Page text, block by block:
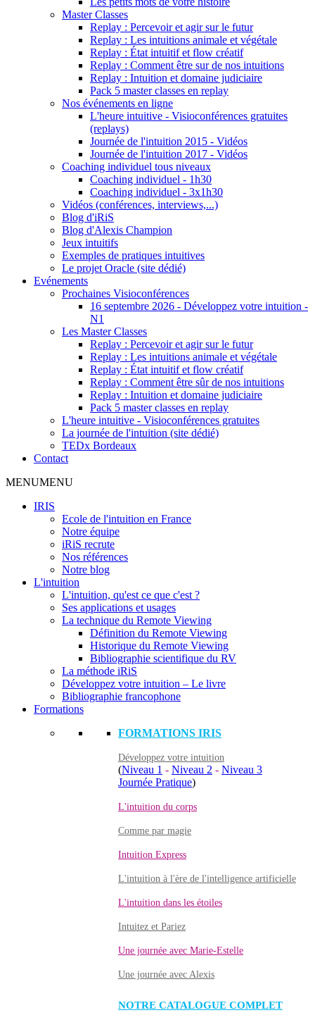
Master Classes
Replay : Percevoir et agir sur le futur
Replay : Les intuitions animale et végétale
Replay : État intuitif et flow créatif
Replay : Comment être sur de nos intuitions
Replay : Intuition et domaine judiciaire
Pack 5 master classes en replay
Nos événements en ligne
L'heure intuitive - Visioconférences gratuites
(replays)
Journée de l'intuition 2015 - Vidéos
Journée de l'intuition 2017 - Vidéos
Coaching individuel tous niveaux
Coaching individuel - 1h30
Coaching individuel - 3x1h30
Vidéos (conférences, interviews,...)
Blog d'iRiS
Blog d'Alexis Champion
Jeux intuitifs
Exemples de pratiques intuitives
Le projet Oracle (site dédié)
Evénements
Prochaines Visioconférences
16 septembre 2026 - Développez votre intuition -
N1
Les Master Classes
Replay : Percevoir et agir sur le futur
Replay : Les intuitions animale et végétale
Replay : État intuitif et flow créatif
Replay : Comment être sûr de nos intuitions
Replay : Intuition et domaine judiciaire
Pack 5 master classes en replay
L'heure intuitive - Visioconférences gratuites
La journée de l'intuition (site dédié)
TEDx Bordeaux
Contact
MENUMENU
IRIS
Ecole de l'intuition en France
Notre équipe
iRiS recrute
Nos références
Notre blog
L'intuition
L'intuition, qu'est ce que c'est ?
Ses applications et usages
La technique du Remote Viewing
Définition du Remote Viewing
Historique du Remote Viewing
Bibliographie scientifique du RV
La méthode iRiS
Développez votre intuition – Le livre
Bibliographie francophone
Formations
FORMATIONS IRIS
Développez votre intuition
(Niveau 1 - Niveau 2 - Niveau 3
Journée Pratique)
L'intuition du corps
Comme par magie
Intuition Express
L'intuition à l'ère de l'intelligence artificielle
L'intuition dans les étoiles
Intuitez et Pariez
Une journée avec Marie-Estelle
Une journée avec Alexis
NOTRE CATALOGUE COMPLET